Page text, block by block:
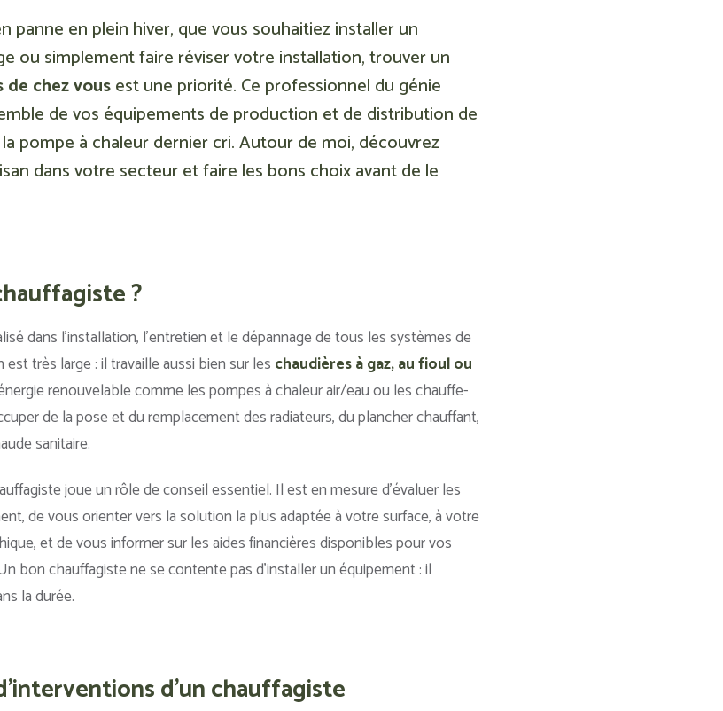
panne en plein hiver, que vous souhaitiez installer un
ou simplement faire réviser votre installation, trouver un
chez vousest une priorité. Ce professionnel du génie
de vos équipements de production et de distribution de
pompe à chaleur dernier cri. Autour de moi, découvrez
dans votre secteur et faire les bons choix avant de le
?
dans l’installation, l’entretien et le dépannage de tous les systèmes de
très large : il travaille aussi bien sur les chaudières à gaz, au fioul ou
renouvelable comme les pompes à chaleur air/eau ou les chauffe-
de la pose et du remplacement des radiateurs, du plancher chauffant,
sanitaire.
joue un rôle de conseil essentiel. Il est en mesure d’évaluer les
de vous orienter vers la solution la plus adaptée à votre surface, à votre
et de vous informer sur les aides financières disponibles pour vos
bon chauffagiste ne se contente pas d’installer un équipement : il
la durée.
d'un chauffagiste